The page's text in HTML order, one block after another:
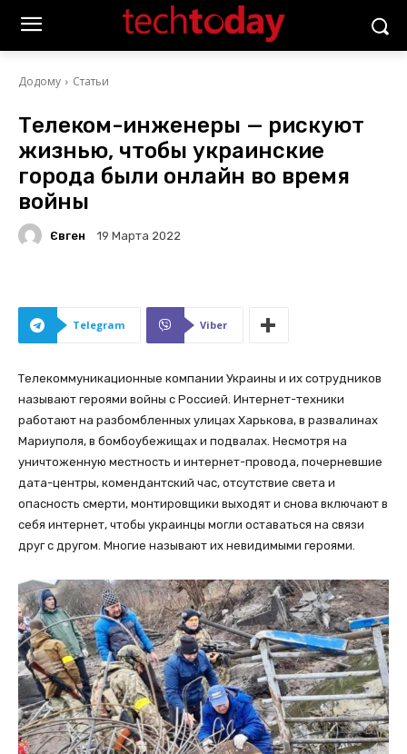
Додому Статьи
Телеком-инженеры — рискуют
жизнью, чтобы украинские
города были онлайн во время
войны
Євген 19 Марта 2022
Telegram Viber
Телекоммуникационные компании Украины и их сотрудников
называют героями войны с Россией. Интернет-техники
работают на разбомбленных улицах Харькова, в развалинах
Мариуполя, в бомбоубежищах и подвалах. Несмотря на
уничтоженную местность и интернет-провода, почерневшие
дата-центры, комендантский час, отсутствие света и
опасность смерти, монтировщики выходят и снова включают в
себя интернет, чтобы украинцы могли оставаться на связи
друг с другом. Многие называют их невидимыми героями.